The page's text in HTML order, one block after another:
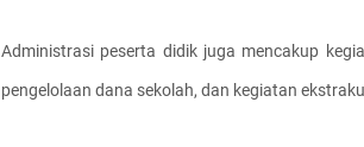
Administrasi peserta didik juga mencakup
pengelolaan dana sekolah, dan kegiatan